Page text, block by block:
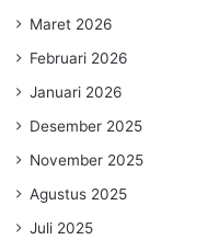
Maret 2026
Februari 2026
Januari 2026
Desember 2025
November 2025
Agustus 2025
Juli 2025